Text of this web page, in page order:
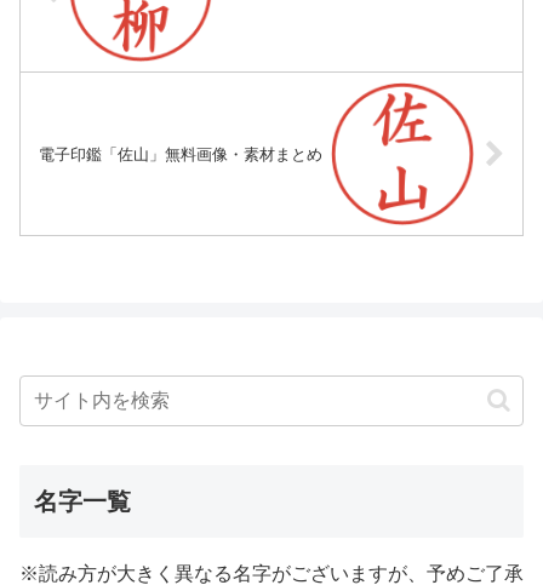
電子印鑑「佐山」無料画像・素材まとめ
名字一覧
※読み方が大きく異なる名字がございますが、予めご了承